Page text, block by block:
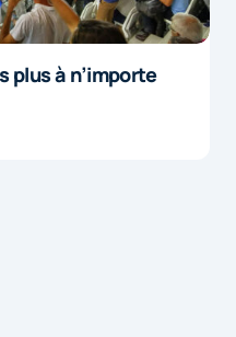
plus à n’importe